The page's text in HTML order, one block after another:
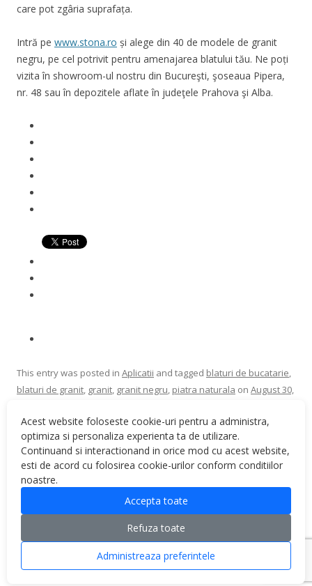
Acest website foloseste cookie-uri pentru a administra,
optimiza si personaliza experienta ta de utilizare.
Continuand si interactionand in orice mod cu acest website,
esti de acord cu folosirea cookie-urilor conform conditiilor
noastre.
Accepta toate
Refuza toate
Administreaza preferintele
care pot zgâria suprafața.
Intră pe www.stona.ro și alege din 40 de modele de granit
negru, pe cel potrivit pentru amenajarea blatului tău. Ne poți
vizita în showroom-ul nostru din Bucureşti, şoseaua Pipera,
nr. 48 sau în depozitele aflate în judeţele Prahova şi Alba.
This entry was posted in Aplicatii and tagged blaturi de bucatarie,
blaturi de granit, granit, granit negru, piatra naturala on August 30,
Post navigation
←
blaturi de granit
Blat de granit negru pentru
baie→
Proudly powered by WordPress